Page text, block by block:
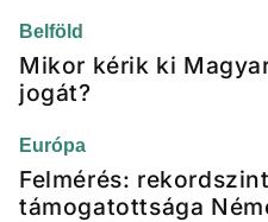
Belföld
Mikor kérik ki
jogát?
Európa
Felmérés:
támogatottsága